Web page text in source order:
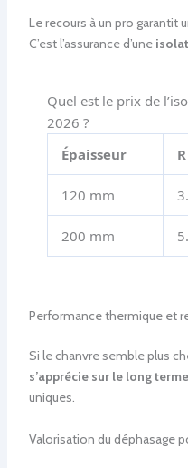
Le recours à un pro garantit
C’est l’assurance d’une
Quel est le prix de
2026 ?
Épaisseur
R
120 mm
200 mm
Performance thermique et
Si le chanvre semble plus
s’apprécie sur le long terme
uniques.
Valorisation du déphasage